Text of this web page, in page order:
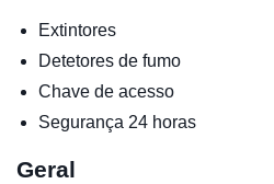
Extintores
Detetores de fumo
Chave de acesso
Segurança 24 horas
Geral